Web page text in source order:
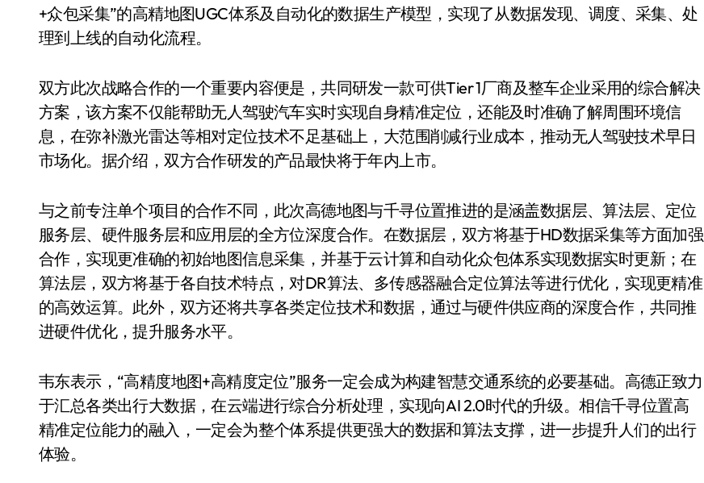
+众包采集”的高精地图UGC体系及自动化的数据生产模型，实现了从数据发现、调度、采集、处
理到上线的自动化流程。
双方此次战略合作的一个重要内容便是，共同研发一款可供Tier 1厂商及整车企业采用的综合解决
方案，该方案不仅能帮助无人驾驶汽车实时实现自身精准定位，还能及时准确了解周围环境信
息，在弥补激光雷达等相对定位技术不足基础上，大范围削减行业成本，推动无人驾驶技术早日
市场化。据介绍，双方合作研发的产品最快将于年内上市。
与之前专注单个项目的合作不同，此次高德地图与千寻位置推进的是涵盖数据层、算法层、定位
服务层、硬件服务层和应用层的全方位深度合作。在数据层，双方将基于HD数据采集等方面加强
合作，实现更准确的初始地图信息采集，并基于云计算和自动化众包体系实现数据实时更新；在
算法层，双方将基于各自技术特点，对DR算法、多传感器融合定位算法等进行优化，实现更精准
的高效运算。此外，双方还将共享各类定位技术和数据，通过与硬件供应商的深度合作，共同推
进硬件优化，提升服务水平。
韦东表示，“高精度地图+高精度定位”服务一定会成为构建智慧交通系统的必要基础。高德正致力
于汇总各类出行大数据，在云端进行综合分析处理，实现向AI 2.0时代的升级。相信千寻位置高
精准定位能力的融入，一定会为整个体系提供更强大的数据和算法支撑，进一步提升人们的出行
体验。